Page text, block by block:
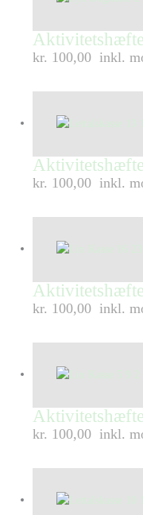
kr. 100,00 inkl.
kr. 100,00 inkl.
kr. 100,00 inkl.
kr. 100,00 inkl.